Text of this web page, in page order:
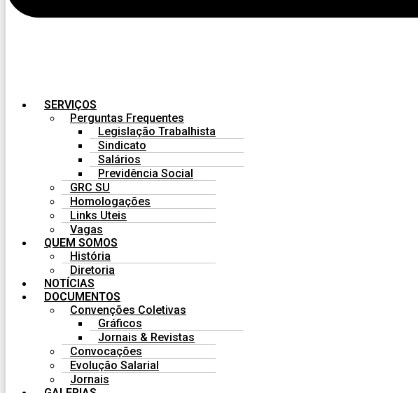
SERVIÇOS
Perguntas Frequentes
Legislação Trabalhista
Sindicato
Salários
Previdência Social
GRC SU
Homologações
Links Uteis
Vagas
QUEM SOMOS
História
Diretoria
NOTÍCIAS
DOCUMENTOS
Convenções Coletivas
Gráficos
Jornais & Revistas
Convocações
Evolução Salarial
Jornais